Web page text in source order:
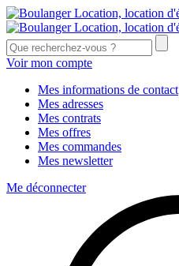
Voir mon compte
Mes informations de contact
Mes adresses
Mes contrats
Mes offres
Mes commandes
Mes newsletter
Me déconnecter